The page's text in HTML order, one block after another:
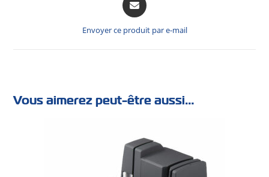
Envoyer ce produit par e-mail
Vous aimerez peut-être aussi…